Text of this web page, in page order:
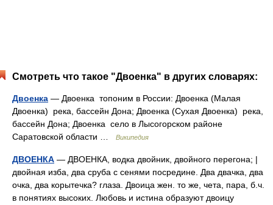
Смотреть что такое "Двоенка" в других словарях:
Двоенка — Двоенка топоним в России: Двоенка (Малая
Двоенка) река, бассейн Дона; Двоенка (Сухая Двоенка) река,
бассейн Дона; Двоенка село в Лысогорском районе
Саратовской области …
Википедия
ДВОЕНКА — ДВОЕНКА, водка двойник, двойного перегона; |
двойная изба, два сруба с сенями посредине. Два двачка, два
очка, два корытечка? глаза. Двоица жен. то же, чета, пара, б.ч.
в понятиях высоких. Любовь и истина образуют двоицу